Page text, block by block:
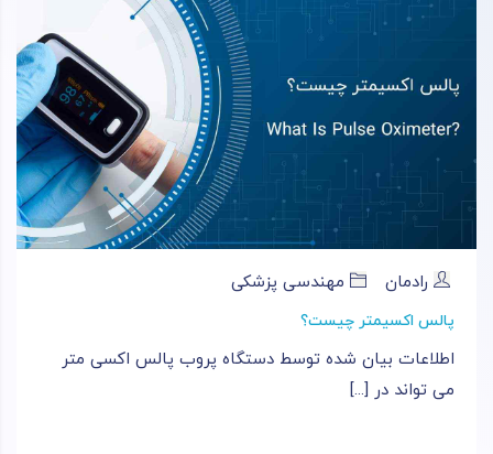
رادمان مهندسی پزشکی
پالس اکسیمتر چیست؟
اطلاعات بیان شده توسط دستگاه پروب پالس اکسی متر
می ‌تواند در [...]